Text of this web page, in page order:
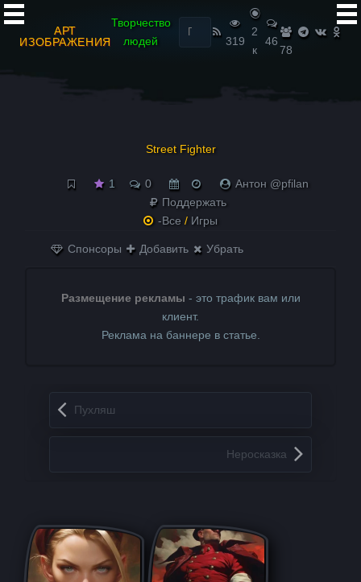
АРТ
ИЗОБРАЖЕНИЯ
Творчество
людей
Найти:
319
2
к
46
78
Street Fighter
1 0
Антон @pfilan
Поддержать
-Все / Игры
Спонсоры Добавить Убрать
Размещение рекламы - это трафик вам или
клиент.
Реклама на баннере в статье.
Запись навигация
Пухляш
Неросказка